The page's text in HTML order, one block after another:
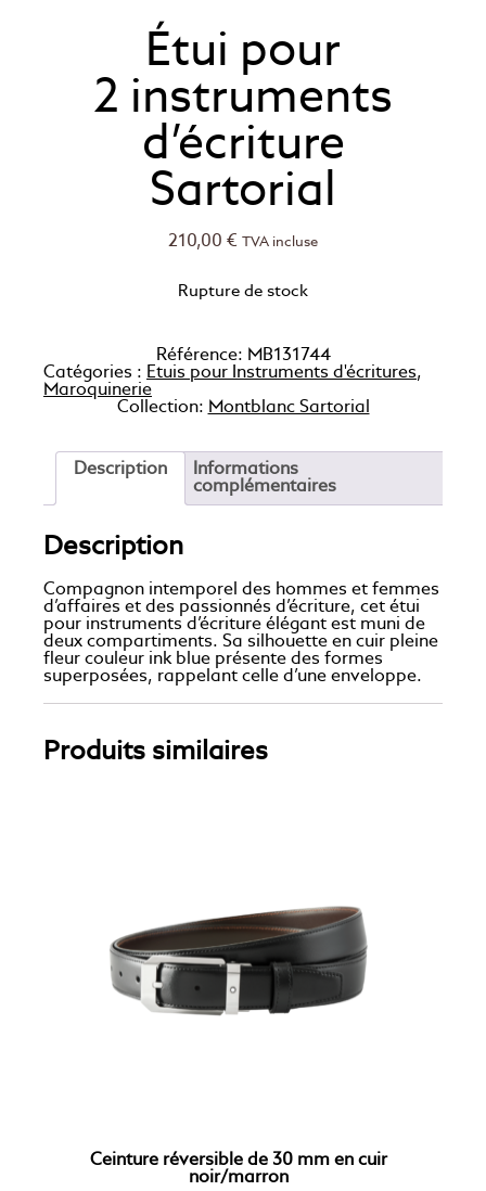
Étui pour
2 instruments
d’écriture
Sartorial
210,00 € TVA incluse
Rupture de stock
Référence: MB131744
Catégories : Etuis pour Instruments d'écritures,
Maroquinerie
Collection: Montblanc Sartorial
Description
Informations
complémentaires
Description
Compagnon intemporel des hommes et femmes
d’affaires et des passionnés d’écriture, cet étui
pour instruments d’écriture élégant est muni de
deux compartiments. Sa silhouette en cuir pleine
fleur couleur ink blue présente des formes
superposées, rappelant celle d’une enveloppe.
Produits similaires
Ceinture réversible de 30 mm en cuir
noir/marron